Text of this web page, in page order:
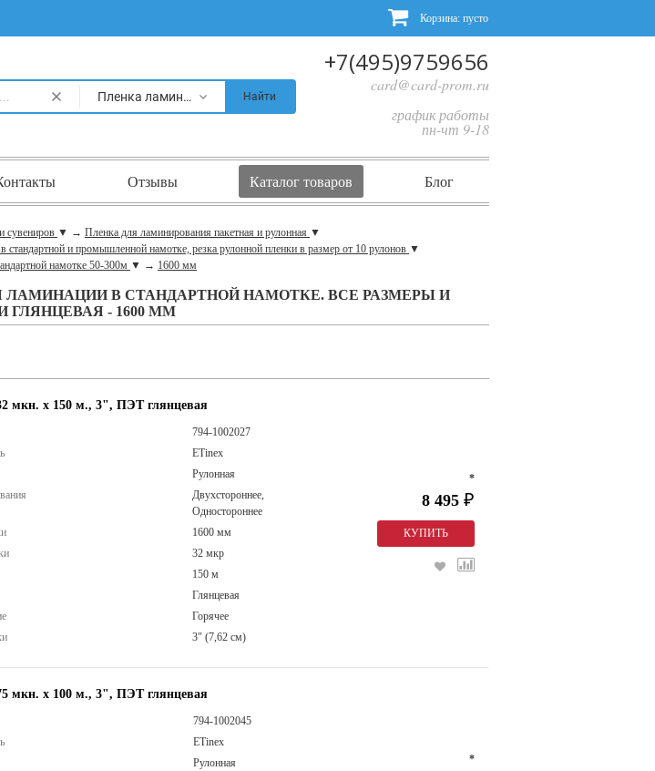
Корзина: пусто
Пленка ламинационная PP и PET в стандартной намотке 50-300м Найти
+7(495)9759656
card@card-prom.ru
график работы
пн-чт 9-18
Отзывы Каталог товаров Блог
сувениров ▼ → Пленка для ламинирования пакетная и рулонная ▼
стандартной и промышленной намотке, резка рулонной пленки в размер от 10 рулонов ▼
намотке 50-300м ▼ → 1600 мм
ЛАМИНАЦИИ В СТАНДАРТНОЙ НАМОТКЕ. ВСЕ РАЗМЕРЫ И
- 1600 ММ
мкн. х 150 м., 3", ПЭТ глянцевая
794-1002027
ETinex
Рулонная
Двухстороннее,
Одностороннее
1600 мм
32 мкр
150 м
Глянцевая
Горячее
3" (7,62 см)
*
8 495 ₽
мкн. x 100 м., 3", ПЭТ глянцевая
794-1002045
ETinex
Рулонная
*